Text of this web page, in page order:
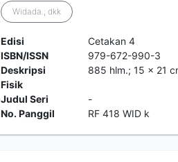
Widada.; dkk
Edisi
Cetakan 4
ISBN/ISSN
979-672-990-3
Deskripsi
Fisik
885 hlm.; 15 x 21
Judul Seri
-
No. Panggil
RF 418 WID k